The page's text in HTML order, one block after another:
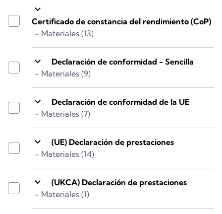
keyboard_arrow_down
Certificado de constancia del rendimiento (CoP)
- Materiales (13)
keyboard_arrow_down
Declaración de conformidad - Sencilla
- Materiales (9)
keyboard_arrow_down
Declaración de conformidad de la UE
- Materiales (7)
keyboard_arrow_down
(UE) Declaración de prestaciones
- Materiales (14)
keyboard_arrow_down
(UKCA) Declaración de prestaciones
- Materiales (1)